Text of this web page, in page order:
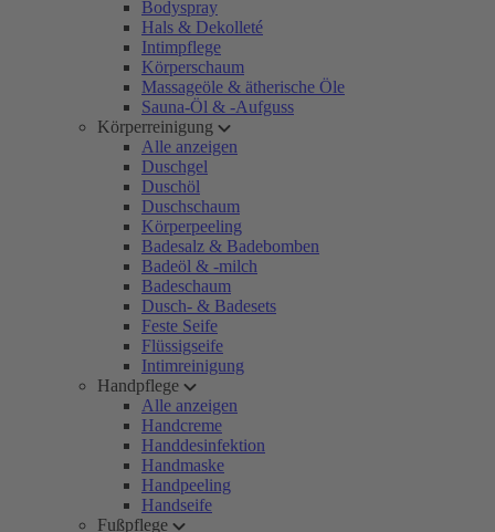
Bodyspray
Hals & Dekolleté
Intimpflege
Körperschaum
Massageöle & ätherische Öle
Sauna-Öl & -Aufguss
Körperreinigung
Alle anzeigen
Duschgel
Duschöl
Duschschaum
Körperpeeling
Badesalz & Badebomben
Badeöl & -milch
Badeschaum
Dusch- & Badesets
Feste Seife
Flüssigseife
Intimreinigung
Handpflege
Alle anzeigen
Handcreme
Handdesinfektion
Handmaske
Handpeeling
Handseife
Fußpflege